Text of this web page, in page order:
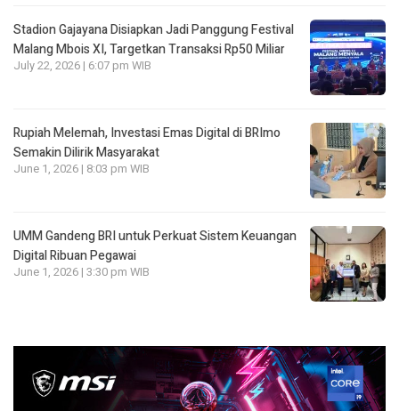
Stadion Gajayana Disiapkan Jadi Panggung Festival
Malang Mbois XI, Targetkan Transaksi Rp50 Miliar
July 22, 2026 | 6:07 pm WIB
Rupiah Melemah, Investasi Emas Digital di BRImo
Semakin Dilirik Masyarakat
June 1, 2026 | 8:03 pm WIB
UMM Gandeng BRI untuk Perkuat Sistem Keuangan
Digital Ribuan Pegawai
June 1, 2026 | 3:30 pm WIB